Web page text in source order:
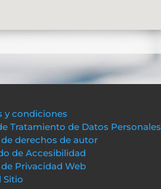
y condiciones
Tratamiento de Datos Personales
de derechos de autor
de Accesibilidad
de Privacidad Web
Sitio